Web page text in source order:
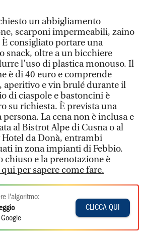
un abbigliamento
scarponi impermeabili, zaino
consigliato portare una
snack, oltre a un bicchiere
l’uso di plastica monouso. Il
è di 40 euro e comprende
aperitivo e vin brulé durante il
di ciaspole e bastoncini è
su richiesta. È prevista una
La cena non è inclusa e
al Bistrot Alpe di Cusna o al
da Donà, entrambi
in zona impianti di Febbio.
chiuso e la prenotazione è
per sapere come fare.
l'algoritmo:
CLICCA QUI